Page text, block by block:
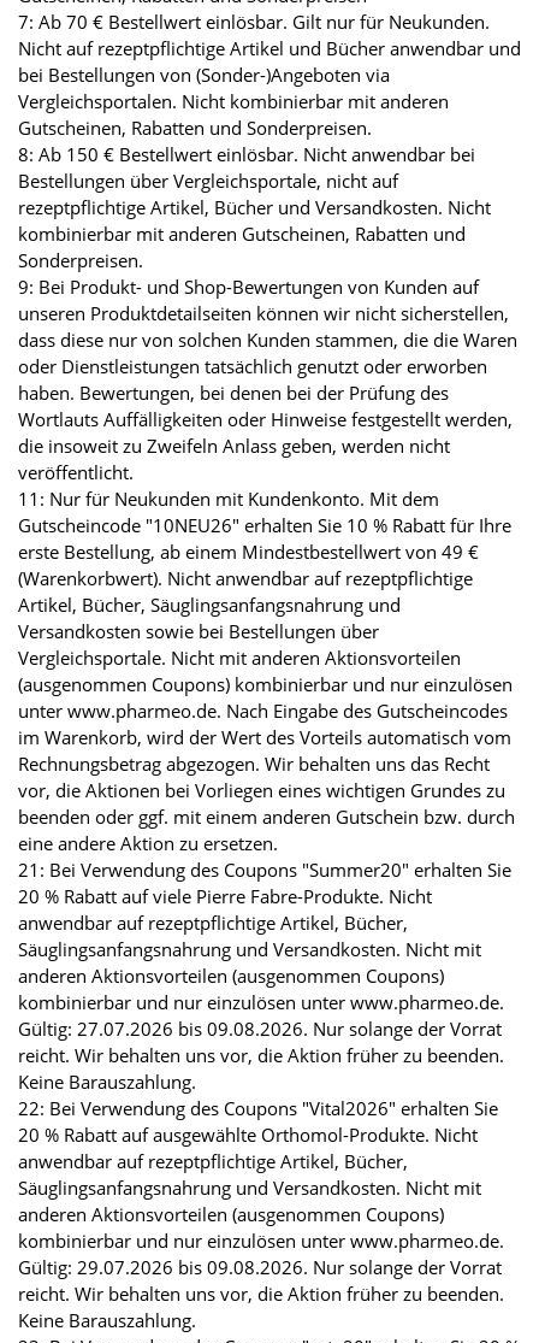
7: Ab 70 € Bestellwert einlösbar. Gilt nur für Neukunden.
Nicht auf rezeptpflichtige Artikel und Bücher anwendbar und
bei Bestellungen von (Sonder-)Angeboten via
Vergleichsportalen. Nicht kombinierbar mit anderen
Gutscheinen, Rabatten und Sonderpreisen.
8: Ab 150 € Bestellwert einlösbar. Nicht anwendbar bei
Bestellungen über Vergleichsportale, nicht auf
rezeptpflichtige Artikel, Bücher und Versandkosten. Nicht
kombinierbar mit anderen Gutscheinen, Rabatten und
Sonderpreisen.
9: Bei Produkt- und Shop-Bewertungen von Kunden auf
unseren Produktdetailseiten können wir nicht sicherstellen,
dass diese nur von solchen Kunden stammen, die die Waren
oder Dienstleistungen tatsächlich genutzt oder erworben
haben. Bewertungen, bei denen bei der Prüfung des
Wortlauts Auffälligkeiten oder Hinweise festgestellt werden,
die insoweit zu Zweifeln Anlass geben, werden nicht
veröffentlicht.
11: Nur für Neukunden mit Kundenkonto. Mit dem
Gutscheincode "10NEU26" erhalten Sie 10 % Rabatt für Ihre
erste Bestellung, ab einem Mindestbestellwert von 49 €
(Warenkorbwert). Nicht anwendbar auf rezeptpflichtige
Artikel, Bücher, Säuglingsanfangsnahrung und
Versandkosten sowie bei Bestellungen über
Vergleichsportale. Nicht mit anderen Aktionsvorteilen
(ausgenommen Coupons) kombinierbar und nur einzulösen
unter www.pharmeo.de. Nach Eingabe des Gutscheincodes
im Warenkorb, wird der Wert des Vorteils automatisch vom
Rechnungsbetrag abgezogen. Wir behalten uns das Recht
vor, die Aktionen bei Vorliegen eines wichtigen Grundes zu
beenden oder ggf. mit einem anderen Gutschein bzw. durch
eine andere Aktion zu ersetzen.
21: Bei Verwendung des Coupons "Summer20" erhalten Sie
20 % Rabatt auf viele Pierre Fabre-Produkte. Nicht
anwendbar auf rezeptpflichtige Artikel, Bücher,
Säuglingsanfangsnahrung und Versandkosten. Nicht mit
anderen Aktionsvorteilen (ausgenommen Coupons)
kombinierbar und nur einzulösen unter www.pharmeo.de.
Gültig: 27.07.2026 bis 09.08.2026. Nur solange der Vorrat
reicht. Wir behalten uns vor, die Aktion früher zu beenden.
Keine Barauszahlung.
22: Bei Verwendung des Coupons "Vital2026" erhalten Sie
20 % Rabatt auf ausgewählte Orthomol-Produkte. Nicht
anwendbar auf rezeptpflichtige Artikel, Bücher,
Säuglingsanfangsnahrung und Versandkosten. Nicht mit
anderen Aktionsvorteilen (ausgenommen Coupons)
kombinierbar und nur einzulösen unter www.pharmeo.de.
Gültig: 29.07.2026 bis 09.08.2026. Nur solange der Vorrat
reicht. Wir behalten uns vor, die Aktion früher zu beenden.
Keine Barauszahlung.